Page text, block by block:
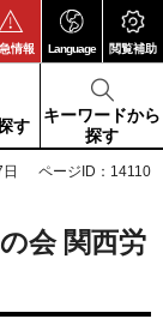
情報 Language 閲覧補助
す
キーワードから
探す
ページID：14110
会 関西労